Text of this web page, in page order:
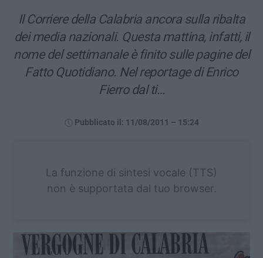
Il Corriere della Calabria ancora sulla ribalta
dei media nazionali. Questa mattina, infatti, il
nome del settimanale è finito sulle pagine del
Fatto Quotidiano. Nel reportage di Enrico
Fierro dal ti…
Pubblicato il: 11/08/2011 – 15:24
La funzione di sintesi vocale (TTS)
non è supportata dal tuo browser.